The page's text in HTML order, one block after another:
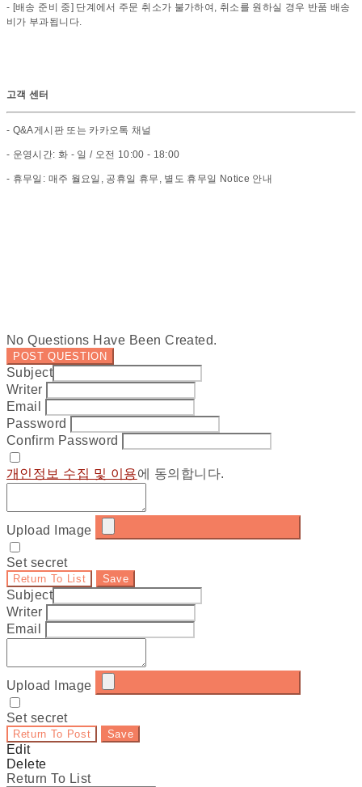
- [배송 준비 중] 단계에서 주문 취소가 불가하여, 취소를 원하실 경우 반품 배송
비가 부과됩니다.
고객 센터
- Q&A게시판 또는 카카오톡 채널
- 운영시간: 화 - 일 / 오전 10:00 - 18:00
- 휴무일: 매주 월요일, 공휴일 휴무, 별도 휴무일 Notice 안내
No Questions Have Been Created.
POST QUESTION
Subject
Writer
Email
Password
Confirm Password
개인정보 수집 및 이용에 동의합니다.
Upload Image
Set secret
Return To List Save
Subject
Writer
Email
Upload Image
Set secret
Return To Post Save
Edit
Delete
Return To List